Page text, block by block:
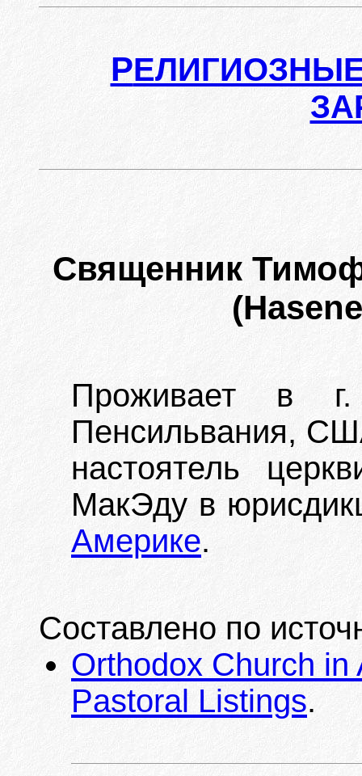
Р
Священник
Проживает в
Пенсильвания,
настоятель
МакЭду в
Америке.
Составлено по
Orthodox Church in
Pastoral Listings.